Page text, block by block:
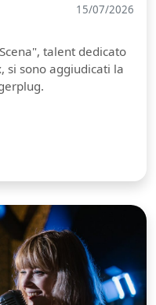
15/07/2026
talent dedicato
si sono aggiudicati la